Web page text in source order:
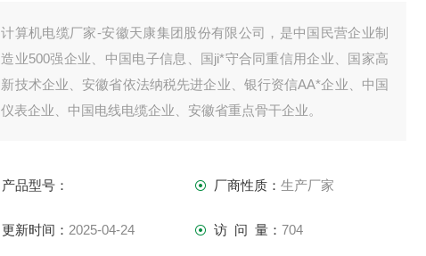
计算机电缆厂家-安徽天康集团股份有限公司，是中国民营企业制
造业500强企业、中国电子信息、国ji*守合同重信用企业、国家高
新技术企业、安徽省依法纳税先进企业、银行资信AA*企业、中国
仪表企业、中国电线电缆企业、安徽省重点骨干企业。
产品型号： 厂商性质： 生产厂家
更新时间： 2025-04-24 访 问 量： 704